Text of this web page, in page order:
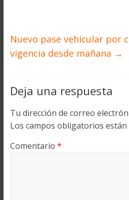
Nuevo pase vehicular por
vigencia desde mañana →
Deja una respuesta
Tu dirección de correo
Los campos obligatorios están
Comentario *